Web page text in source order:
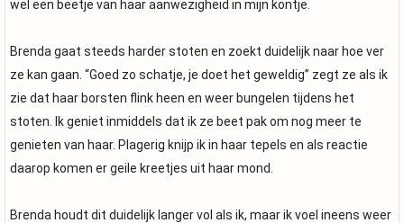
wel een beetje van haar aanwezigheid in mijn kontje.
Brenda gaat steeds harder stoten en zoekt duidelijk naar hoe ver
ze kan gaan. “Goed zo schatje, je doet het geweldig” zegt ze als ik
zie dat haar borsten flink heen en weer bungelen tijdens het
stoten. Ik geniet inmiddels dat ik ze beet pak om nog meer te
genieten van haar. Plagerig knijp ik in haar tepels en als reactie
daarop komen er geile kreetjes uit haar mond.
Brenda houdt dit duidelijk langer vol als ik, maar ik voel ineens weer